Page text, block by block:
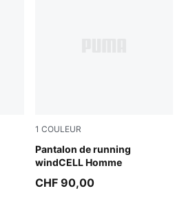
1 COULEUR
Pantalon de running
windCELL Homme
Puma Black
CHF 90,00